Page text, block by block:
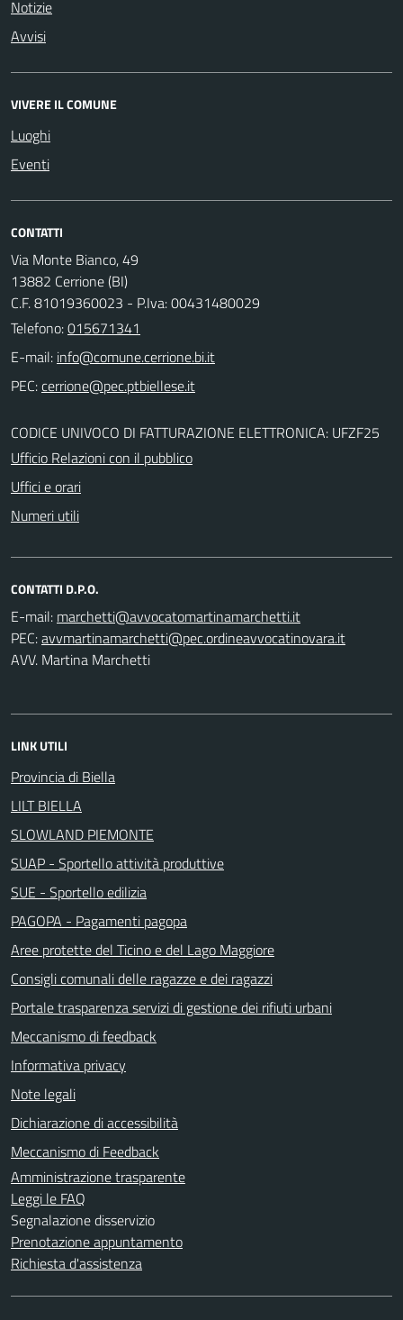
Notizie
Avvisi
VIVERE IL COMUNE
Luoghi
Eventi
CONTATTI
Via Monte Bianco, 49
13882 Cerrione (BI)
C.F. 81019360023 - P.Iva: 00431480029
Telefono:015671341
E-mail:
PEC:
CODICE UNIVOCO DI FATTURAZIONE ELETTRONICA: UFZF25
Ufficio Relazioni con il pubblico
Uffici e orari
Numeri utili
CONTATTI D.P.O.
E-mail:
PEC:
AVV. Martina Marchetti
LINK UTILI
Provincia di Biella
LILT BIELLA
SLOWLAND PIEMONTE
SUAP - Sportello attività produttive
SUE - Sportello edilizia
PAGOPA - Pagamenti pagopa
Aree protette del Ticino e del Lago Maggiore
Consigli comunali delle ragazze e dei ragazzi
Portale trasparenza servizi di gestione dei rifiuti urbani
Meccanismo di feedback
Informativa privacy
Note legali
Dichiarazione di accessibilità
Meccanismo di Feedback
Amministrazione trasparente
Leggi le FAQ
Segnalazione disservizio
Prenotazione appuntamento
Richiesta d'assistenza